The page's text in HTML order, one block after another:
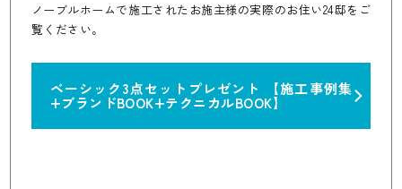
ノーブルホームで施工されたお施主様の実際のお住い24邸をご
覧ください。
ベーシック3点セットプレゼント 【施工事例集
+ブランドBOOK+テクニカルBOOK】